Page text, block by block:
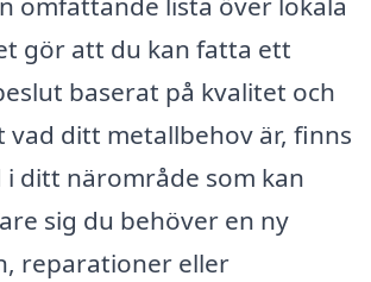
gör att du kan fatta ett
baserat på kvalitet och
vad ditt metallbehov är, finns
i ditt närområde som kan
sig du behöver en ny
reparationer eller